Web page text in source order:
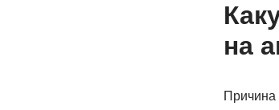
на
Причина